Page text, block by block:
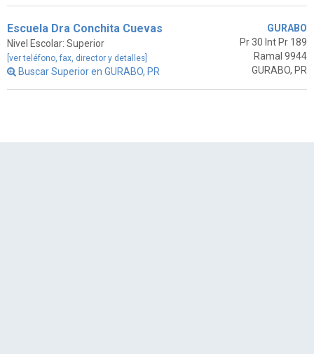
Escuela Dra Conchita Cuevas
Nivel Escolar: Superior
[ver teléfono, fax, director y detalles]
Buscar Superior en GURABO, PR
GURABO
Pr 30 Int Pr 189
Ramal 9944
GURABO, PR